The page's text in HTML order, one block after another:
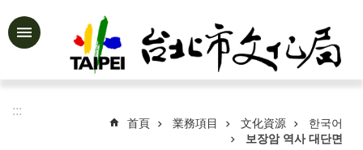
跳到主要內容區塊
進
:::
首頁 業務項目 文化資源
한국어
보장암 역사 대단면